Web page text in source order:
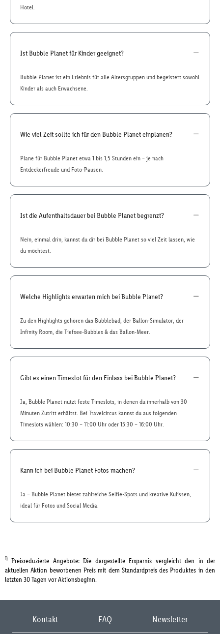
Hotel.
Ist Bubble Planet für Kinder geeignet?
Bubble Planet ist ein Erlebnis für alle Altersgruppen und begeistert sowohl
Kinder als auch Erwachsene.
Wie viel Zeit sollte ich für den Bubble Planet einplanen?
Plane für Bubble Planet etwa 1 bis 1,5 Stunden ein – je nach
Entdeckerfreude und Foto-Pausen.
Ist die Aufenthaltsdauer bei Bubble Planet begrenzt?
Nein, einmal drin, kannst du dir bei Bubble Planet so viel Zeit lassen, wie
du möchtest.
Welche Highlights erwarten mich bei Bubble Planet?
Zu den Highlights gehören das Bubblebad, der Ballon-Simulator, der
Infinity Room, die Tiefsee-Bubbles & das Ballon-Meer.
Gibt es einen Timeslot für den Einlass bei Bubble Planet?
Ja, Bubble Planet nutzt feste Timeslots, in denen du innerhalb von 30
Minuten Zutritt erhältst. Bei Travelcircus kannst du aus folgenden
Timeslots wählen: 10:30 – 11:00 Uhr oder 15:30 – 16:00 Uhr.
Kann ich bei Bubble Planet Fotos machen?
Ja – Bubble Planet bietet zahlreiche Selfie-Spots und kreative Kulissen,
ideal für Fotos und Social Media.
1) Preisreduzierte Angebote: Die dargestellte Ersparnis vergleicht den in der
aktuellen Aktion beworbenen Preis mit dem Standardpreis des Produktes in den
letzten 30 Tagen vor Aktionsbeginn.
Kontakt FAQ Newsletter